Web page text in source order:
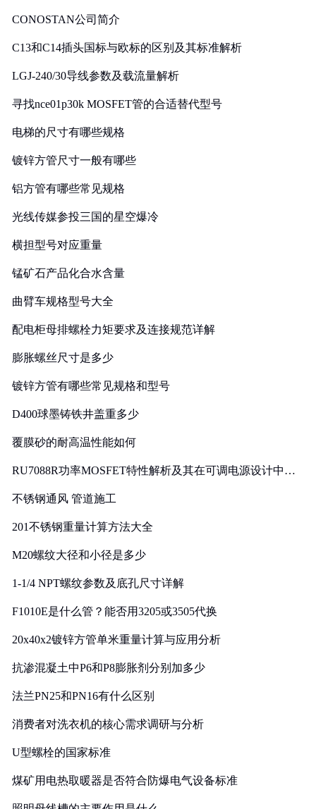
CONOSTAN公司简介
C13和C14插头国标与欧标的区别及其标准解析
LGJ-240/30导线参数及载流量解析
寻找nce01p30k MOSFET管的合适替代型号
电梯的尺寸有哪些规格
镀锌方管尺寸一般有哪些
铝方管有哪些常见规格
光线传媒参投三国的星空爆冷
横担型号对应重量
锰矿石产品化合水含量
曲臂车规格型号大全
配电柜母排螺栓力矩要求及连接规范详解
膨胀螺丝尺寸是多少
镀锌方管有哪些常见规格和型号
D400球墨铸铁井盖重多少
覆膜砂的耐高温性能如何
RU7088R功率MOSFET特性解析及其在可调电源设计中的
不锈钢通风 管道施工
201不锈钢重量计算方法大全
M20螺纹大径和小径是多少
1-1/4 NPT螺纹参数及底孔尺寸详解
F1010E是什么管？能否用3205或3505代换
20x40x2镀锌方管单米重量计算与应用分析
抗渗混凝土中P6和P8膨胀剂分别加多少
法兰PN25和PN16有什么区别
消费者对洗衣机的核心需求调研与分析
U型螺栓的国家标准
煤矿用电热取暖器是否符合防爆电气设备标准